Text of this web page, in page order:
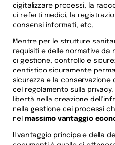
digitalizzare processi, la
di referti medici, la
consensi informati, etc.
Mentre per le strutture
requisiti e delle normative
di gestione, controllo e
dentistico sicuramente
sicurezza e la
del regolamento sulla
libertà nella creazione
nella gestione dei processi
nel massimo vantaggio
Il vantaggio principale della